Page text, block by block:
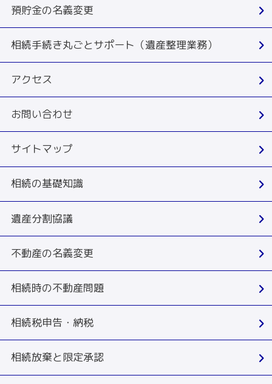
預貯金の名義変更
相続手続き丸ごとサポート（遺産整理業務）
アクセス
お問い合わせ
サイトマップ
相続の基礎知識
遺産分割協議
不動産の名義変更
相続時の不動産問題
相続税申告・納税
相続放棄と限定承認